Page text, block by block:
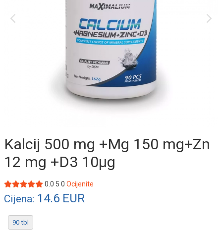
Kalcij 500 mg +Mg 150 mg+Zn
12 mg +D3 10µg
0.0 5 0 Ocijenite
Cijena: 14.6 EUR
90 tbl